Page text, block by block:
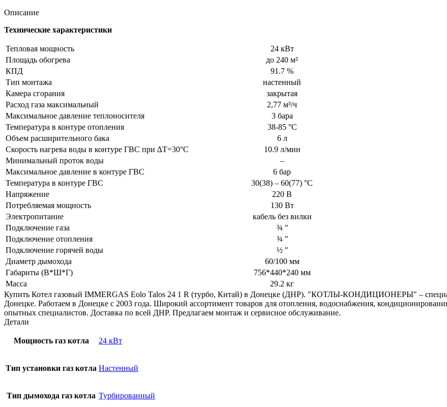
1
(турбо,
Описание
Технические характеристики
Тепловая мощность
24 кВт
Площадь обогрева
до 240 м²
КПД
91.7 %
Тип монтажа
настенный
Камера сгорания
закрытая
Расход газа максимальный
2,77 м³/ч
Максимальное давление теплоносителя
3 бара
Температура в контуре отопления
38-85 °С
Объем расширительного бака
6 л
Скорость нагрева воды в контуре ГВС при ∆Т=30°С
10.9 л/мин
Минимальный проток воды
–
Максимальное давление в контуре ГВС
6 бар
Температура в контуре ГВС
30(38) – 60(77) °С
Напряжение
220 В
Потребляемая мощность
130 Вт
Электропитание
кабель без вилки
Подключение газа
¾ ʺ
Подключение отопления
¾ ʺ
Подключение горячей воды
½ ʺ
Диаметр дымохода
60/100 мм
Габариты (В*Ш*Г)
756*440*240 мм
Масса
29.2 кг
Купить Котел газовый IMMERGAS Eolo Talos 24 1 R (турбо, Китай) в Донецке (ДНР). "КОТЛЫ-КОНДИЦИОНЕРЫ" –
Донецке. Работаем в Донецке с 2003 года. Широкий ассортимент товаров для отопления, водоснабжения,
опытных специалистов. Доставка по всей ДНР. Предлагаем монтаж и сервисное обслуживание.
Детали
Мощность газ котла 24 кВт
Тип установки газ котла Настенный
Тип дымохода газ котла Турбированный